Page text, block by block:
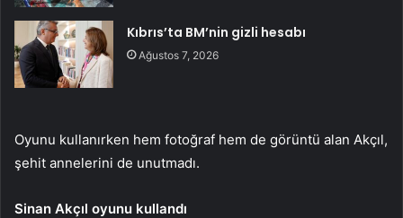
Kıbrıs’ta BM’nin gizli hesabı
Ağustos 7, 2026
Oyunu kullanırken hem fotoğraf hem de görüntü alan Akçıl,
şehit annelerini de unutmadı.
Sinan Akçıl oyunu kullandı